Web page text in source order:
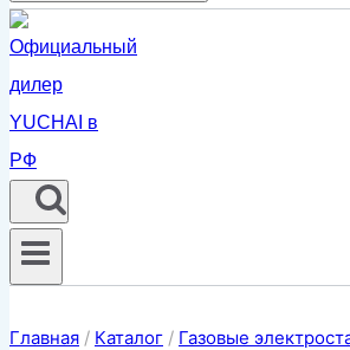
Главная / Каталог / Газовые